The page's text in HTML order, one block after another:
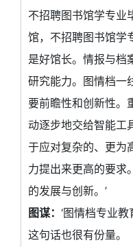
不招聘图书馆学专业
馆，不招聘图书馆学
是好馆长。情报与档
研究能力。图情档一
要前瞻性和创新性。
动逐步地交给智能工
于应对复杂的、更为
力提出来更高的要求
的发展与创新。’
图谋： ‘图情档专业教
这句话也很有份量。